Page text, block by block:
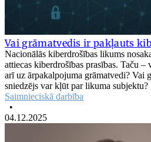
Vai grāmatvedis ir pakļauts
Nacionālās kiberdrošības likums
attiecas kiberdrošības prasības. Taču –
arī uz ārpakalpojuma grāmatvedi? Vai
sniedzējs var kļūt par likuma subjektu?
Saimnieciskā darbība
•
04.12.2025